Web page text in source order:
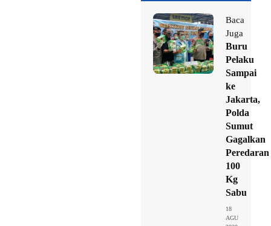
Baca
Juga
Buru
Pelaku
Sampai
ke
Jakarta,
Polda
Sumut
Gagalkan
Peredaran
100
Kg
Sabu
18
AGU